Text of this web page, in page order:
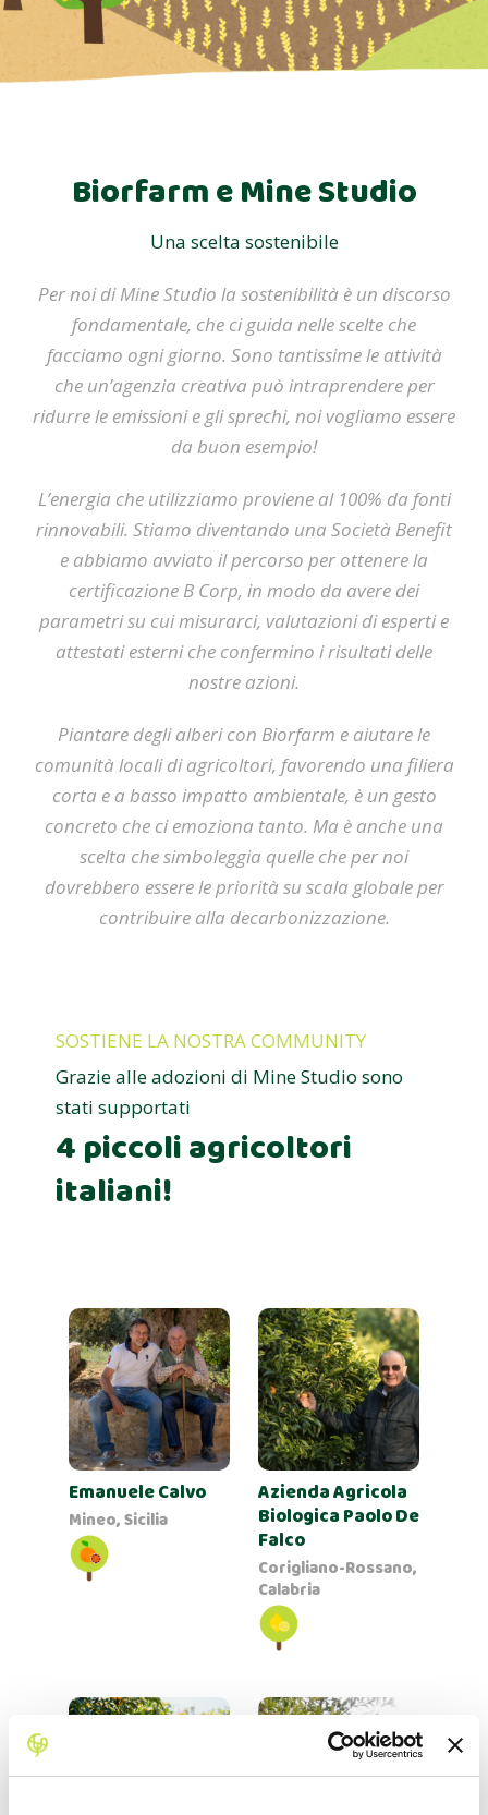
Biorfarm e Mine Studio
Una scelta sostenibile
Per noi di Mine Studio la sostenibilità è un discorso
fondamentale, che ci guida nelle scelte che
facciamo ogni giorno. Sono tantissime le attività
che un’agenzia creativa può intraprendere per
ridurre le emissioni e gli sprechi, noi vogliamo essere
da buon esempio!
L’energia che utilizziamo proviene al 100% da fonti
rinnovabili. Stiamo diventando una Società Benefit
e abbiamo avviato il percorso per ottenere la
certificazione B Corp, in modo da avere dei
parametri su cui misurarci, valutazioni di esperti e
attestati esterni che confermino i risultati delle
nostre azioni.
Piantare degli alberi con Biorfarm e aiutare le
comunità locali di agricoltori, favorendo una filiera
corta e a basso impatto ambientale, è un gesto
concreto che ci emoziona tanto. Ma è anche una
scelta che simboleggia quelle che per noi
dovrebbero essere le priorità su scala globale per
contribuire alla decarbonizzazione.
SOSTIENE LA NOSTRA COMMUNITY
Grazie alle adozioni di Mine Studio sono
stati supportati
4 piccoli agricoltori
italiani!
Emanuele Calvo
Mineo, Sicilia
Azienda Agricola
Biologica Paolo De
Falco
Corigliano-Rossano,
Calabria